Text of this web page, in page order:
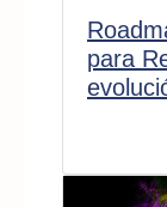
para